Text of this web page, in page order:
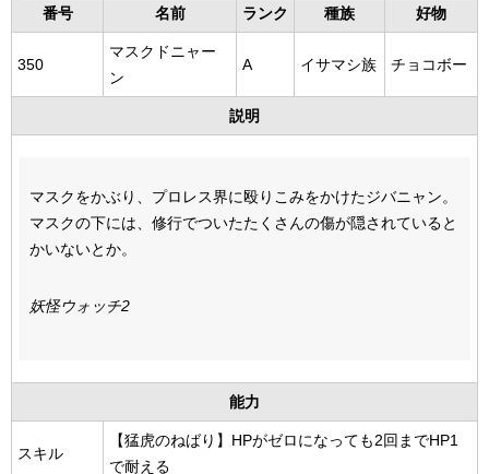
番号 名前 ランク 種族 好物
350
マスクドニャー
ン
A イサマシ族 チョコボー
説明
マスクをかぶり、プロレス界に殴りこみをかけたジバニャン。
マスクの下には、修行でついたたくさんの傷が隠されていると
かいないとか。
妖怪ウォッチ2
能力
スキル
【猛虎のねばり】HPがゼロになっても2回までHP1
で耐える